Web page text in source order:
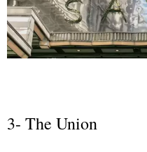
3- The Union